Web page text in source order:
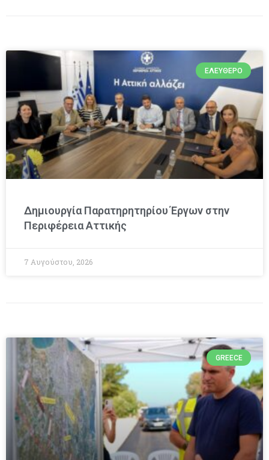
ΕΛΕΎΘΕΡΟ
Δημιουργία Παρατηρητηρίου Έργων στην
Περιφέρεια Αττικής
7 Αυγούστου, 2026
GREECE